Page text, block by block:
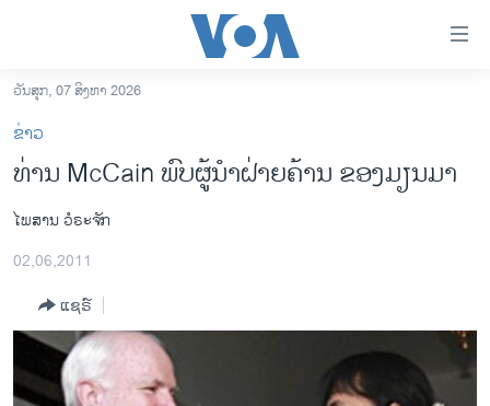
ເຂົ້າ
ຫາ
ຂ້າມ
ຂ້າມ
ຂ້າມ
ໄປ
ຫາ
ລາວ
ການເລືອກຕັ້ງ ປະທານາທີບໍດີ ສະຫະລັດ 2024
ຂ່າວ​ຈີນ
ໂລກ
ເອເຊຍ
ອິດສະຫຼະພາບດ້ານການຂ່າວ
ວັນສຸກ, 07 ສິງຫາ 2026
ຂ່າວ
ທ່ານ McCain ພົບຜູ້ນຳຝ່າຍຄ້ານ ຂອງມຽນມາ
ໄພສານ ວໍຣະຈັກ
02,06,2011
ແຊຣ໌